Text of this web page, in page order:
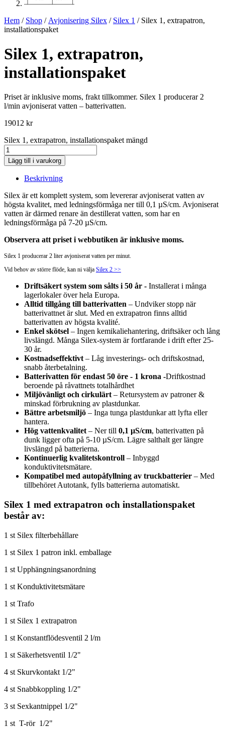
Hem / Shop / Avjonisering Silex / Silex 1 / Silex 1, extrapatron,
installationspaket
Silex 1, extrapatron,
installationspaket
Priset är inklusive moms, frakt tillkommer. Silex 1 producerar 2
l/min avjoniserat vatten – batterivatten.
19012 kr
Silex 1, extrapatron, installationspaket mängd
Lägg till i varukorg
Beskrivning
Silex är ett komplett system, som levererar avjoniserat vatten av
högsta kvalitet, med ledningsförmåga ner till 0,1 µS/cm. Avjoniserat
vatten är därmed renare än destillerat vatten, som har en
ledningsförmåga på 7-20 µS/cm.
Observera att priset i webbutiken är inklusive moms.
Silex 1 producerar 2 liter avjoniserat vatten per minut.
Vid behov av större flöde, kan ni välja Silex 2 >>
Driftsäkert system som sålts i 50 år - Installerat i många
lagerlokaler över hela Europa.
Alltid tillgång till batterivatten – Undviker stopp när
batterivattnet är slut. Med en extrapatron finns alltid
batterivatten av högsta kvalité.
Enkel skötsel – Ingen kemikaliehantering, driftsäker och lång
livslängd. Många Silex-system är fortfarande i drift efter 25-
30 år.
Kostnadseffektivt– Låg investerings- och driftskostnad,
snabb återbetalning.
Batterivatten för endast 50 öre - 1 krona -Driftkostnad
beroende på råvattnets totalhårdhet
Miljövänligt och cirkulärt– Retursystem av patroner &
minskad förbrukning av plastdunkar.
Bättre arbetsmiljö – Inga tunga plastdunkar att lyfta eller
hantera.
Hög vattenkvalitet– Ner till 0,1 µS/cm, batterivatten på
dunk ligger ofta på 5-10 µS/cm. Lägre salthalt ger längre
livslängd på batterierna.
Kontinuerlig kvalitetskontroll – Inbyggd
konduktivitetsmätare.
Kompatibel med autopåfyllning av truckbatterier – Med
tillbehöret Autotank, fylls batterierna automatiskt.
Silex 1 med extrapatron och installationspaket
består av:
1 st Silex filterbehållare
1 st Silex 1 patron inkl. emballage
1 st Upphängningsanordning
1 st Konduktivitetsmätare
1 st Trafo
1 st Silex 1 extrapatron
1 st Konstantflödesventil 2 l/m
1 st Säkerhetsventil 1/2"
4 st Skurvkontakt 1/2"
4 st Snabbkoppling 1/2"
3 st Sexkantnippel 1/2"
1 st T-rör 1/2"